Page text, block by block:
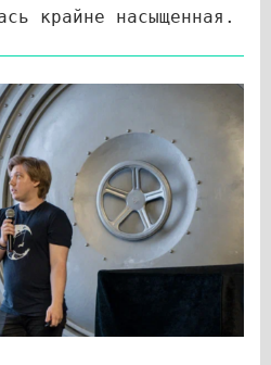
крайне насыщенная.